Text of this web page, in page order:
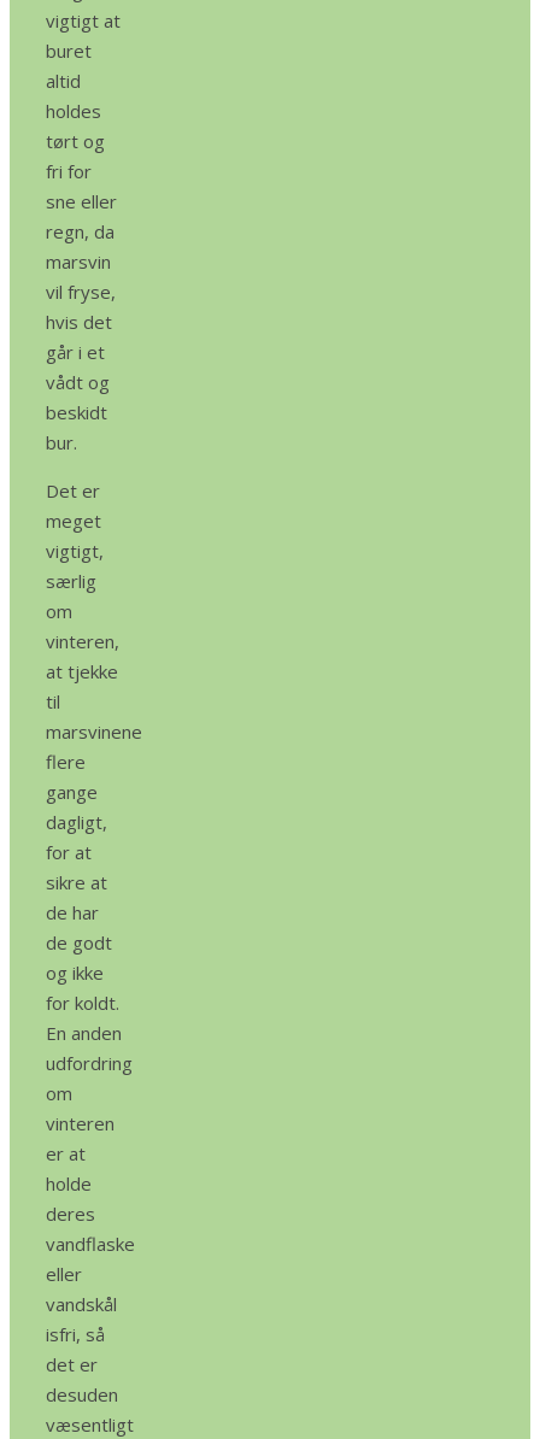
vigtigt at
buret
altid
holdes
tørt og
fri for
sne eller
regn, da
marsvin
vil fryse,
hvis det
går i et
vådt og
beskidt
bur.
Det er
meget
vigtigt,
særlig
om
vinteren,
at tjekke
til
marsvinene
flere
gange
dagligt,
for at
sikre at
de har
de godt
og ikke
for koldt.
En anden
udfordring
om
vinteren
er at
holde
deres
vandflaske
eller
vandskål
isfri, så
det er
desuden
væsentligt